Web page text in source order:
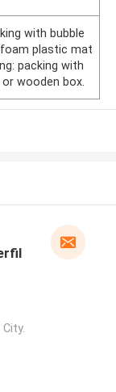
with bubble
plastic mat
packing with
wooden box.